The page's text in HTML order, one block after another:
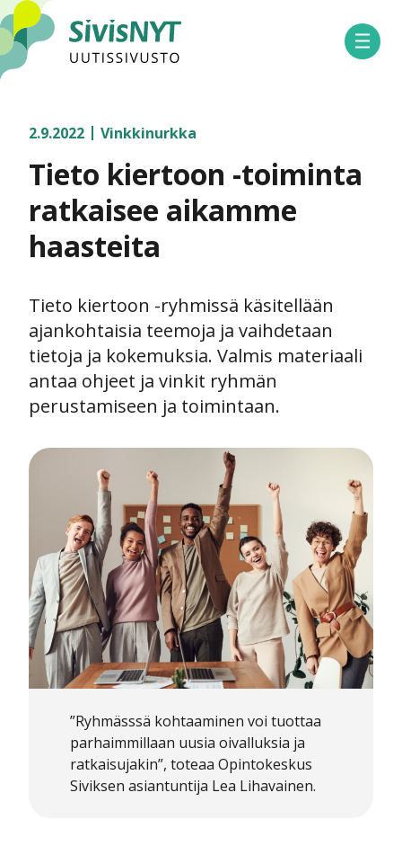
SivisNYT
Avaa
2.9.2022 Vinkkinurkka
Tieto kiertoon -toiminta
ratkaisee aikamme
haasteita
Tieto kiertoon -ryhmissä käsitellään
ajankohtaisia teemoja ja vaihdetaan
tietoja ja kokemuksia. Valmis materiaali
antaa ohjeet ja vinkit ryhmän
perustamiseen ja toimintaan.
”Ryhmässsä kohtaaminen voi tuottaa
parhaimmillaan uusia oivalluksia ja
ratkaisujakin”, toteaa Opintokeskus
Siviksen asiantuntija Lea Lihavainen.